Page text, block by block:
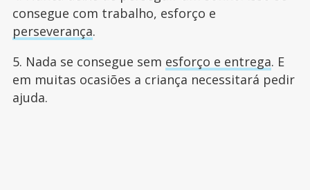
consegue com trabalho, esforço e
perseverança.
5. Nada se consegue sem esforço e entrega. E
em muitas ocasiões a criança necessitará pedir
ajuda.